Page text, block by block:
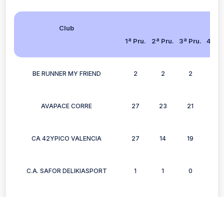
Club
1ª Pru.
2ª Pru. 3ª Pru. 4ª
BE RUNNER MY FRIEND 2 2 2
AVAPACE CORRE 27 23 21
CA 42YPICO VALENCIA 27 14 19
C.A. SAFOR DELIKIASPORT 1 1 0